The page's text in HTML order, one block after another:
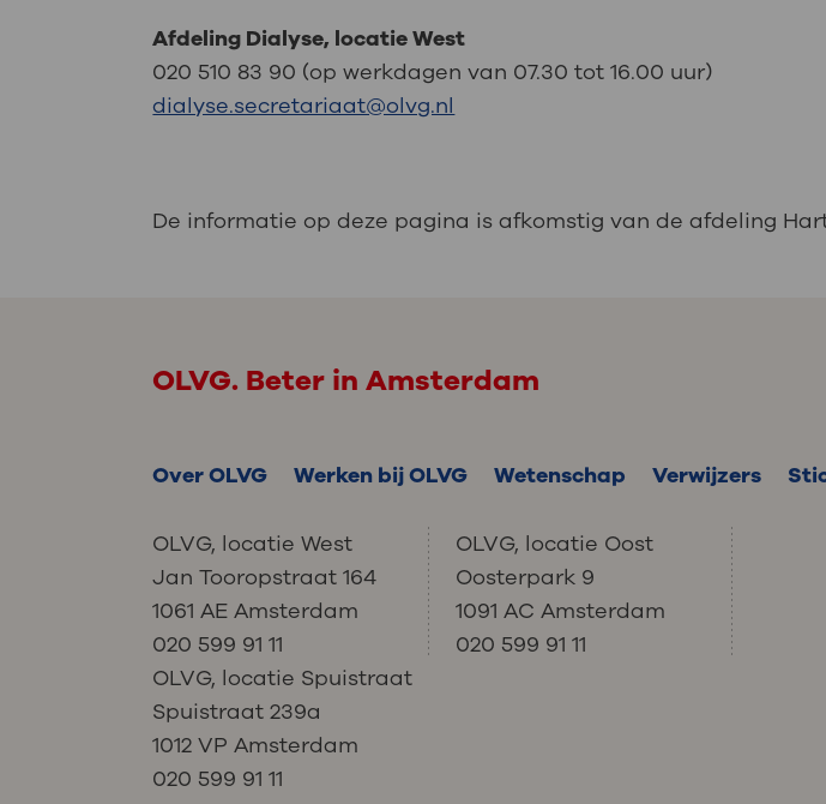
Afdeling Dialyse, locatie West
020 510 83 90 (op werkdagen van 07.30 tot 16.00 uur)
dialyse.secretariaat@olvg.nl
De informatie op deze pagina is afkomstig van de afdeling
OLVG. Beter in Amsterdam
Over OLVG Werken bij OLVG Wetenschap Verwijzers
OLVG, locatie West
Jan Tooropstraat 164
1061 AE Amsterdam
020 599 91 11
OLVG, locatie Oost
Oosterpark 9
1091 AC Amsterdam
020 599 91 11
OLVG, locatie Spuistraat
Spuistraat 239a
1012 VP Amsterdam
020 599 91 11